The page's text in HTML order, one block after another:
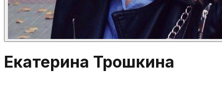
Екатерина Трошкина